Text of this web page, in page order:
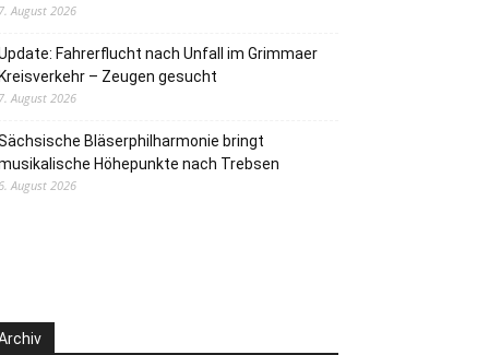
August 2026
Fahrerflucht nach Unfall im Grimmaer
– Zeugen gesucht
August 2026
Bläserphilharmonie bringt
Höhepunkte nach Trebsen
August 2026